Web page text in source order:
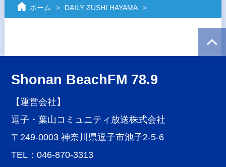
ホーム DAILY ZUSHI HAYAMA
Shonan BeachFM 78.9
【運営会社】
逗子・葉山コミュニティ放送株式会社
〒249-0003 神奈川県逗子市池子2-5-6
TEL：046-870-3313